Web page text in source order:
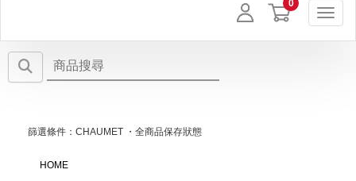
篩選條件：CHAUMET ・全商品保存狀態
HOME